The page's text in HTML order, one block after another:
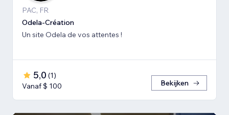
PAC, FR
Odela-Création
Un site Odela de vos attentes !
5,0 (1)
Vanaf $ 100
Bekijken